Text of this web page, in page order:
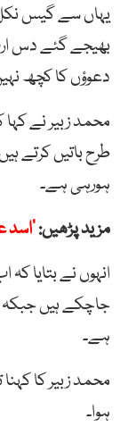
یہاں سے گیس نکل
بھیجے گئے دس
دعوؤں کا کچھ
طرح باتیں کرتے
ہورہی ہے۔
مزید پڑھیں:’اسد
انہوں نے بتایا
جاچکے ہیں جبکہ
ہے۔
محمد زبیر کا
ہوا۔